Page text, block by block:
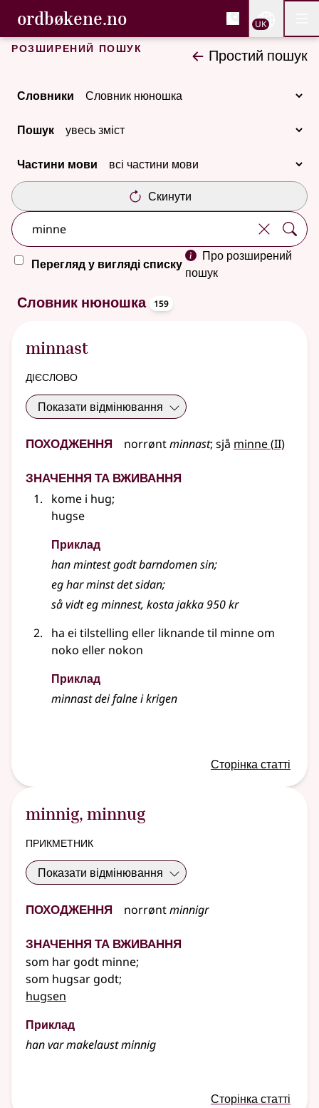
Перейти до основного вмісту
Доступність
ordbøkene.no, Cловник букмола та
Cловник букмола та Словник нюношка
UK
Розширений пошук Простий пошук
Словники
Пошук
Частини мови
Скинути
Перегляд у вигляді списку
Про розширений
пошук
159 результатів
Словник нюношка 159
minnast
дієслово
Показати відмінювання
Походження norrøntminnast; sjå minne(2
II)
Значення та вживання
kome i hug;
hugse
Приклад
han mintest godt barndomen sin;
eg har minst det sidan;
så vidt eg minnest, kosta jakka 950 kr
ha ei tilstelling eller liknandetil minne om
noko eller nokon
Приклад
minnastdei falne i krigen
Сторінка статті
minnig, minnug
прикметник
Показати відмінювання
Походження norrøntminnigr
Значення та вживання
som har godt minne;
som hugsar godt;
hugsen
Приклад
han var makelaustminnig
Сторінка статті